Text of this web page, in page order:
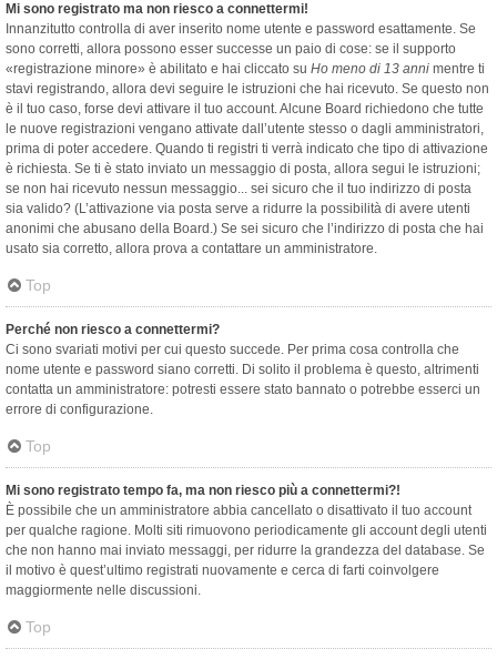
Mi sono registrato ma non riesco a connettermi!
Innanzitutto controlla di aver inserito nome utente e password esattamente. Se
sono corretti, allora possono esser successe un paio di cose: se il supporto
«registrazione minore» è abilitato e hai cliccato su Ho meno di 13 anni mentre ti
stavi registrando, allora devi seguire le istruzioni che hai ricevuto. Se questo non
è il tuo caso, forse devi attivare il tuo account. Alcune Board richiedono che tutte
le nuove registrazioni vengano attivate dall’utente stesso o dagli amministratori,
prima di poter accedere. Quando ti registri ti verrà indicato che tipo di attivazione
è richiesta. Se ti è stato inviato un messaggio di posta, allora segui le istruzioni;
se non hai ricevuto nessun messaggio... sei sicuro che il tuo indirizzo di posta
sia valido? (L’attivazione via posta serve a ridurre la possibilità di avere utenti
anonimi che abusano della Board.) Se sei sicuro che l’indirizzo di posta che hai
usato sia corretto, allora prova a contattare un amministratore.
Top
Perché non riesco a connettermi?
Ci sono svariati motivi per cui questo succede. Per prima cosa controlla che
nome utente e password siano corretti. Di solito il problema è questo, altrimenti
contatta un amministratore: potresti essere stato bannato o potrebbe esserci un
errore di configurazione.
Top
Mi sono registrato tempo fa, ma non riesco più a connettermi?!
È possibile che un amministratore abbia cancellato o disattivato il tuo account
per qualche ragione. Molti siti rimuovono periodicamente gli account degli utenti
che non hanno mai inviato messaggi, per ridurre la grandezza del database. Se
il motivo è quest’ultimo registrati nuovamente e cerca di farti coinvolgere
maggiormente nelle discussioni.
Top